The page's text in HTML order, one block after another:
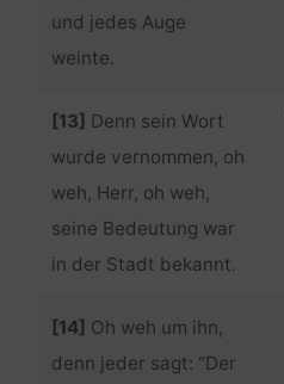
und jedes Auge
weinte.
[13] Denn sein Wort
wurde vernommen, oh
weh, Herr, oh weh,
seine Bedeutung war
in der Stadt bekannt.
[14] Oh weh um ihn,
denn jeder sagt: “Der